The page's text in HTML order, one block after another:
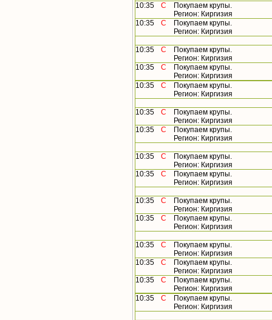
10:35 С
Покупаем крупы.
Регион: Киргизия
10:35
С
Покупаем крупы.
Регион: Киргизия
10:35 С
Покупаем крупы.
Регион: Киргизия
10:35
С
Покупаем крупы.
Регион: Киргизия
10:35
С
Покупаем крупы.
Регион: Киргизия
10:35 С
Покупаем крупы.
Регион: Киргизия
10:35
С
Покупаем крупы.
Регион: Киргизия
10:35 С
Покупаем крупы.
Регион: Киргизия
10:35
С
Покупаем крупы.
Регион: Киргизия
10:35 С
Покупаем крупы.
Регион: Киргизия
10:35
С
Покупаем крупы.
Регион: Киргизия
10:35 С
Покупаем крупы.
Регион: Киргизия
10:35
С
Покупаем крупы.
Регион: Киргизия
10:35
С
Покупаем крупы.
Регион: Киргизия
10:35
С
Покупаем крупы.
Регион: Киргизия